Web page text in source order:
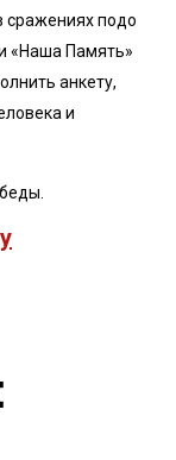
сражениях подо
«Наша Память»
анкету,
и